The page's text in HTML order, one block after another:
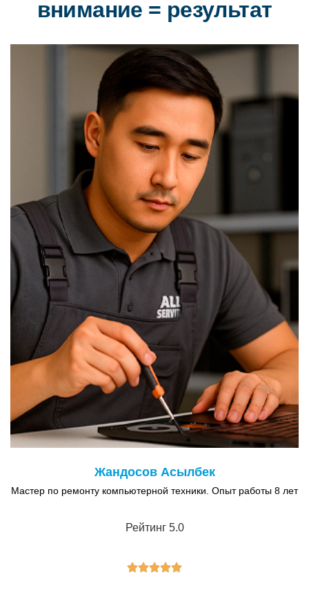
внимание = результат
Жандосов Асылбек
Мастер по ремонту компьютерной техники. Опыт работы 8 лет
Рейтинг 5.0